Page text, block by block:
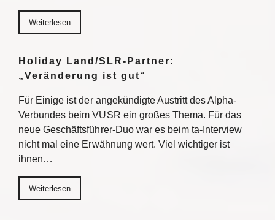
Weiterlesen
Holiday Land/SLR-Partner:
„Veränderung ist gut“
Für Einige ist der angekündigte Austritt des Alpha-
Verbundes beim VUSR ein großes Thema. Für das
neue Geschäftsführer-Duo war es beim ta-Interview
nicht mal eine Erwähnung wert. Viel wichtiger ist
ihnen…
Weiterlesen